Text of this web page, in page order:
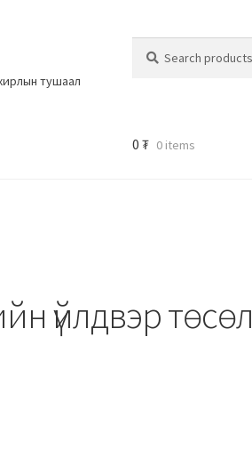
тушаал
0 ₮ 0 items
үйлдвэр төсөл